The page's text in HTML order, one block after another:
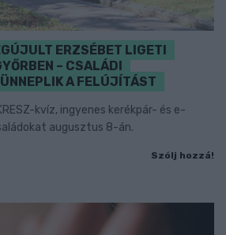
ERZSÉBET LIGETI
– CSALÁDI
A FELÚJÍTÁST
kvíz, ingyenes kerékpár- és e-
augusztus 8-án.
Szólj hozzá!